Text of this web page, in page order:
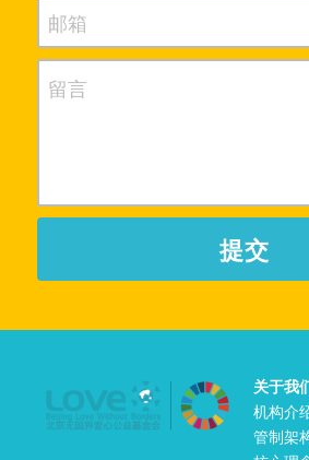
邮箱
留言
提交
关于我
机构介
管制架